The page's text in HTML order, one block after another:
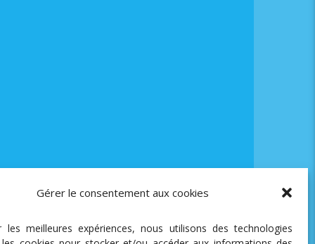
Gérer le consentement aux cookies
les meilleures expériences, nous utilisons des technologies